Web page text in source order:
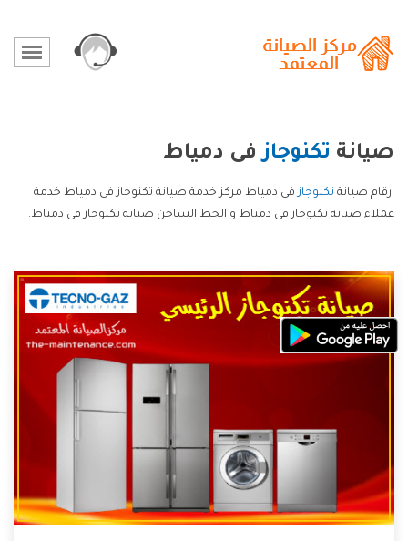
صيانة تكنوجازفى دمياط
ارقام صيانة تكنوجازفى دمياط مركز خدمة صيانة تكنوجاز فى دمياط خدمة
عملاء صيانة تكنوجاز فى دمياط و الخط الساخن صيانة تكنوجاز فى دمياط.